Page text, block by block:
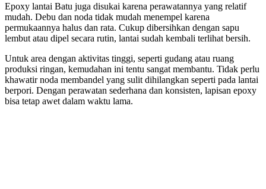
Epoxy lantai Batu juga disukai karena perawatannya yang relatif
mudah. Debu dan noda tidak mudah menempel karena
permukaannya halus dan rata. Cukup dibersihkan dengan sapu
lembut atau dipel secara rutin, lantai sudah kembali terlihat bersih.
Untuk area dengan aktivitas tinggi, seperti gudang atau ruang
produksi ringan, kemudahan ini tentu sangat membantu. Tidak perlu
khawatir noda membandel yang sulit dihilangkan seperti pada lantai
berpori. Dengan perawatan sederhana dan konsisten, lapisan epoxy
bisa tetap awet dalam waktu lama.